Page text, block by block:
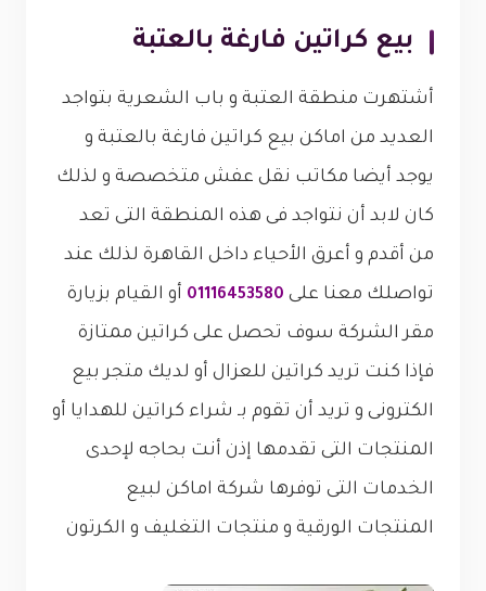
بيع كراتين فارغة بالعتبة
أشتهرت منطقة العتبة و باب الشعرية بتواجد
العديد من اماكن بيع كراتين فارغة بالعتبة و
يوجد أيضا مكاتب نقل عفش متخصصة و لذلك
كان لابد أن نتواجد فى هذه المنطقة التى تعد
من أقدم و أعرق الأحياء داخل القاهرة لذلك عند
تواصلك معنا على 01116453580 أو القيام بزيارة
مقر الشركة سوف تحصل على كراتين ممتازة
فإذا كنت تريد كراتين للعزال أو لديك متجر بيع
الكترونى و تريد أن تقوم بـ شراء كراتين للهدايا أو
المنتجات التى تقدمها إذن أنت بحاجه لإحدى
الخدمات التى توفرها شركة اماكن لبيع
المنتجات الورقية و منتجات التغليف و الكرتون